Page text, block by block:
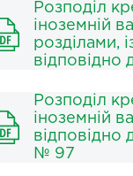
Розподіл
іноземній
розділами,
Розподіл
іноземній
№ 97